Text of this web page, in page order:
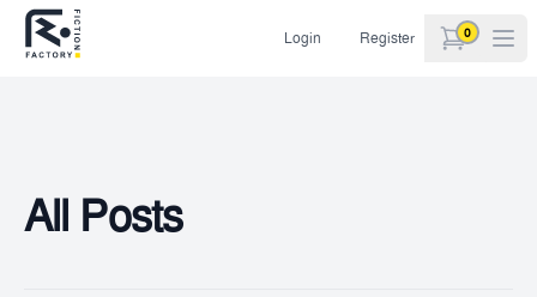
Login Register 0
items in
All Posts